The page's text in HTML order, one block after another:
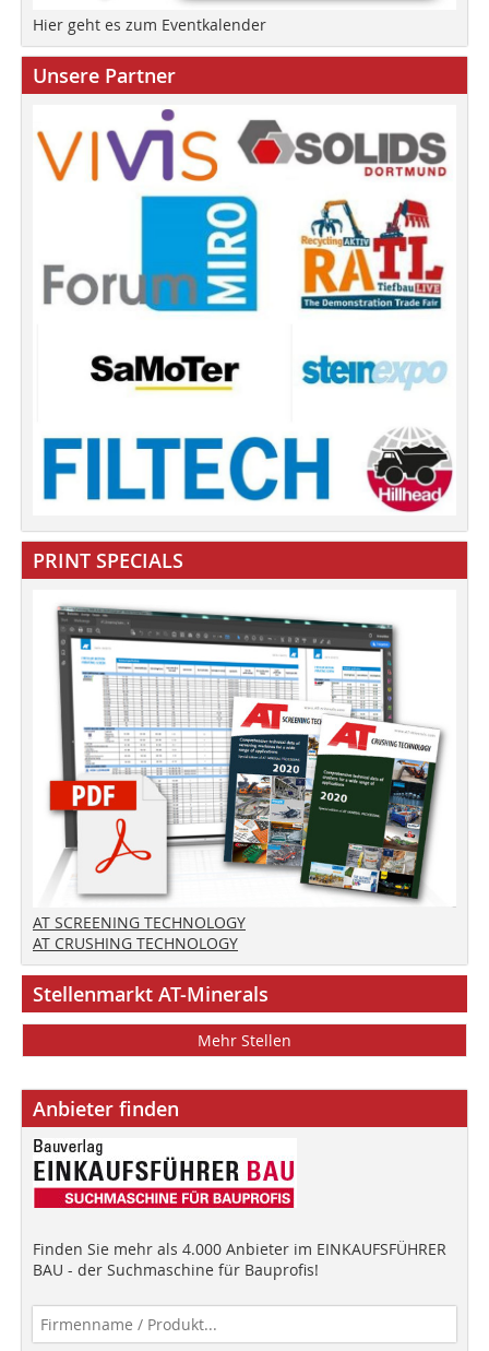
Hier geht es zum Eventkalender
Unsere Partner
PRINT SPECIALS
AT SCREENING TECHNOLOGY
AT CRUSHING TECHNOLOGY
Stellenmarkt AT-Minerals
Mehr Stellen
Anbieter finden
Finden Sie mehr als 4.000 Anbieter im EINKAUFSFÜHRER
BAU - der Suchmaschine für Bauprofis!